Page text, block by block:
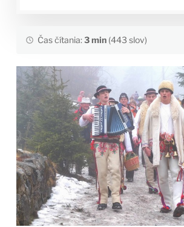
Čas čítania:3 min(443 slov)